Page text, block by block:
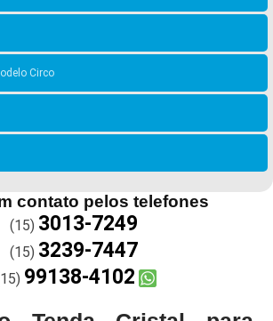
Circo
contato pelos telefones
(15) 3013-7249
(15) 3239-7447
99138-4102